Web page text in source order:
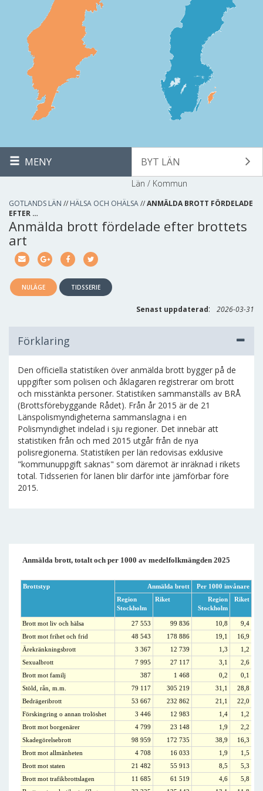
MENY BYT LÄN
Län / Kommun
GOTLANDS LÄN // HÄLSA OCH OHÄLSA//ANMÄLDA BROTT FÖRDELADE
EFTER …
Anmälda brott fördelade efter brottets
art
NULÄGE TIDSSERIE
Senast uppdaterad: 2026-03-31
Förklaring
Den officiella statistiken över anmälda brott bygger på de
uppgifter som polisen och åklagaren registrerar om brott
och misstänkta personer. Statistiken sammanställs av BRÅ
(Brottsförebyggande Rådet). Från år 2015 är de 21
Länspolismyndigheterna sammanslagna i en
Polismyndighet indelad i sju regioner. Det innebär att
statistiken från och med 2015 utgår från de nya
polisregionerna. Statistiken per län redovisas exklusive
"kommunuppgift saknas" som däremot är inräknad i rikets
total. Tidsserien för länen blir därför inte jämförbar före
2015.
Anmälda brott, totalt och per 1000 av medelfolkmängden 2025
Brottstyp Anmälda brott
Per 1000 invånare
Region
Stockholm
Riket
Region
Stockholm
Riket
Brott mot liv och hälsa 27 553 99 836 10,8
9,4
Brott mot frihet och frid
48 543 178 886 19,1
16,9
Ärekränkningsbrott
3 367 12 739 1,3
1,2
Sexualbrott
7 995 27 117 3,1
2,6
Brott mot familj
387 1 468 0,2
0,1
Stöld, rån, m.m.
79 117 305 219 31,1
28,8
Bedrägeribrott
53 667 232 862 21,1
22,0
Förskingring o annan trolöshet
3 446 12 983 1,4
1,2
Brott mot borgenärer
4 799 23 148 1,9
2,2
Skadegörelsebrott
98 959 172 735 38,9
16,3
Brott mot allmänheten
4 708 16 033 1,9
1,5
Brott mot staten
21 482 55 913 8,5
5,3
Brott mot trafikbrottslagen
11 685 61 519 4,6
5,8